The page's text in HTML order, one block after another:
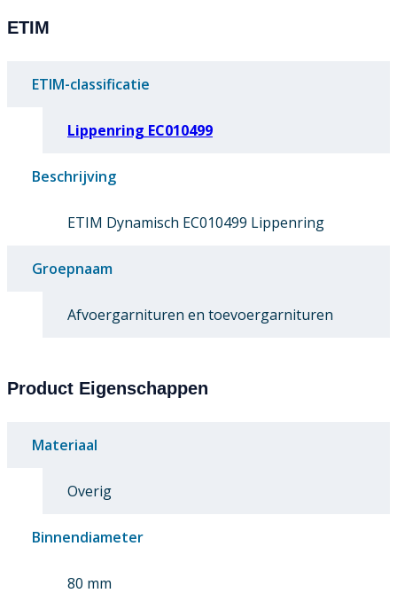
ETIM
ETIM-classificatie
Lippenring EC010499
Beschrijving
ETIM Dynamisch EC010499 Lippenring
Groepnaam
Afvoergarnituren en toevoergarnituren
Product Eigenschappen
Materiaal
Overig
Binnendiameter
80 mm